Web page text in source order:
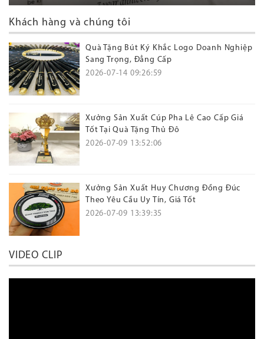
Khách hàng và chúng tôi
Quà Tặng Bút Ký Khắc Logo Doanh Nghiệp
Sang Trọng, Đẳng Cấp
2026-07-14 09:26:59
Xưởng Sản Xuất Cúp Pha Lê Cao Cấp Giá
Tốt Tại Quà Tặng Thủ Đô
2026-07-09 13:52:06
Xưởng Sản Xuất Huy Chương Đồng Đúc
Theo Yêu Cầu Uy Tín, Giá Tốt
2026-07-09 13:39:35
VIDEO CLIP